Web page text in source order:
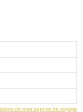
de mon agence de voyage